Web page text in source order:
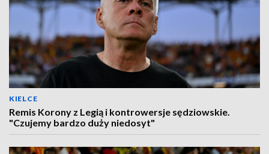
KIELCE
Remis Korony z Legią i kontrowersje sędziowskie.
"Czujemy bardzo duży niedosyt"